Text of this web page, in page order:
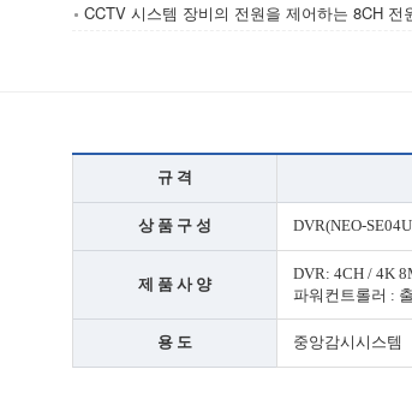
CCTV 시스템 장비의 전원을 제어하는 8CH 전
규 격
상 품 구 성 DVR(NEO-
제 품 사 양
DVR: 4CH / 4K
파워컨트롤러 :
용 도 중앙감시시스템